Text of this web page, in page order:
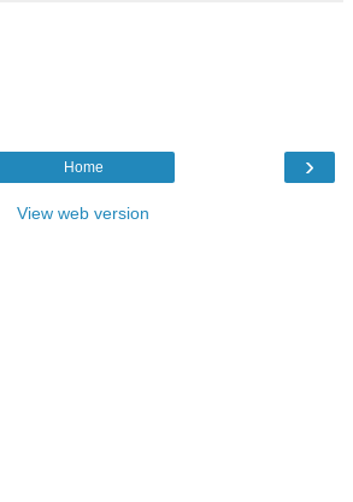
›
Home
View web version